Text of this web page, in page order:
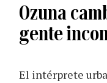
Ozuna
gente
El intérprete